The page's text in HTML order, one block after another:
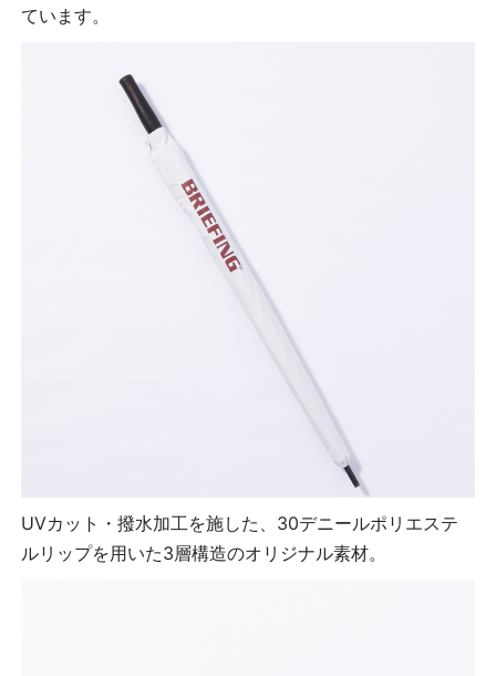
ています。
UVカット・撥水加工を施した、30デニールポリエステ
ルリップを用いた3層構造のオリジナル素材。